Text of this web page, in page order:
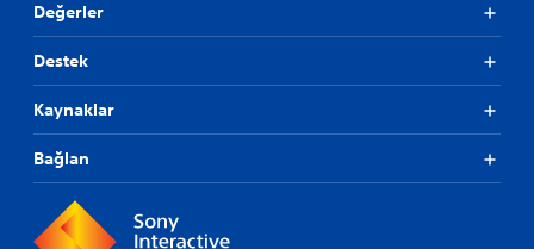
Değerler
Destek
Kaynaklar
Bağlan